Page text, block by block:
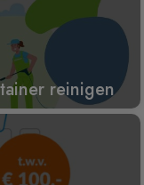
reinigen